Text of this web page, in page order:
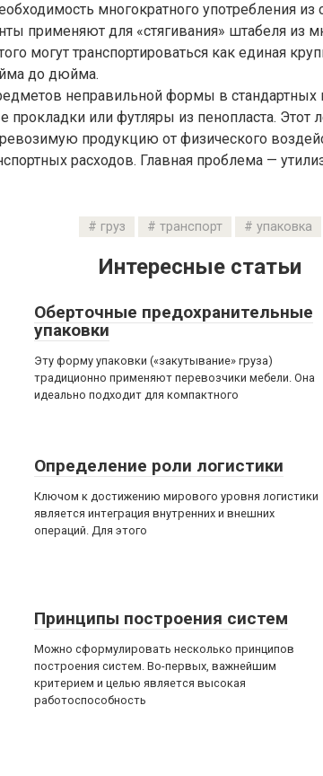
многократного употребления из
применяют для «стягивания» штабеля из
могут транспортироваться как единая
до дюйма.
неправильной формы в стандартных
прокладки или футляры из пенопласта. Этот
продукцию от физического
расходов. Главная проблема —
груз транспорт упаковка
Интересные статьи
Оберточные предохранительные
упаковки
Эту форму упаковки («закутывание» груза)
традиционно применяют перевозчики мебели. Она
идеально подходит для компактного
Определение роли логистики
Ключом к достижению мирового уровня логистики
является интеграция внутренних и внешних
операций. Для этого
Принципы построения систем
Можно сформулировать несколько принципов
построения систем. Во-первых, важнейшим
критерием и целью является высокая
работоспособность